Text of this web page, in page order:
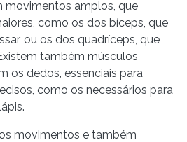
movimentos amplos, que
como os dos bíceps, que
ou os dos quadríceps, que
também músculos
os dedos, essenciais para
como os necessários para
movimentos e também